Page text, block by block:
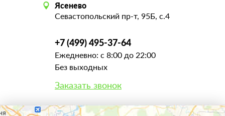
Ясенево
Севастопольский пр-т, 95Б, с.4
+7 (499) 495-37-64
Ежедневно: с 8:00 до 22:00
Без выходных
Заказать звонок